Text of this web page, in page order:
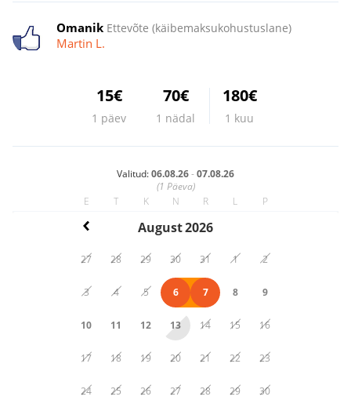
Omanik Ettevõte (käibemaksukohustuslane)
Martin L.
15€
1 päev
70€
1 nädal
180€
1 kuu
Valitud:06.08.26-07.08.26
(1 Päeva)
August2026
E T K N R L P
27 28 29 30 31 1 2
3 4 5 6 7 8 9
10 11 12 13 14 15 16
17 18 19 20 21 22 23
24 25 26 27 28 29 30